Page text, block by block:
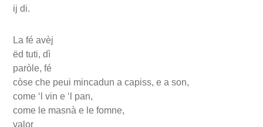
ij di.
La fé avèj
ëd tuti, dì
paròle, fé
còse che peui mincadun a capiss, e a son,
come ‘l vin e ‘l pan,
come le masnà e le fomne,
valor